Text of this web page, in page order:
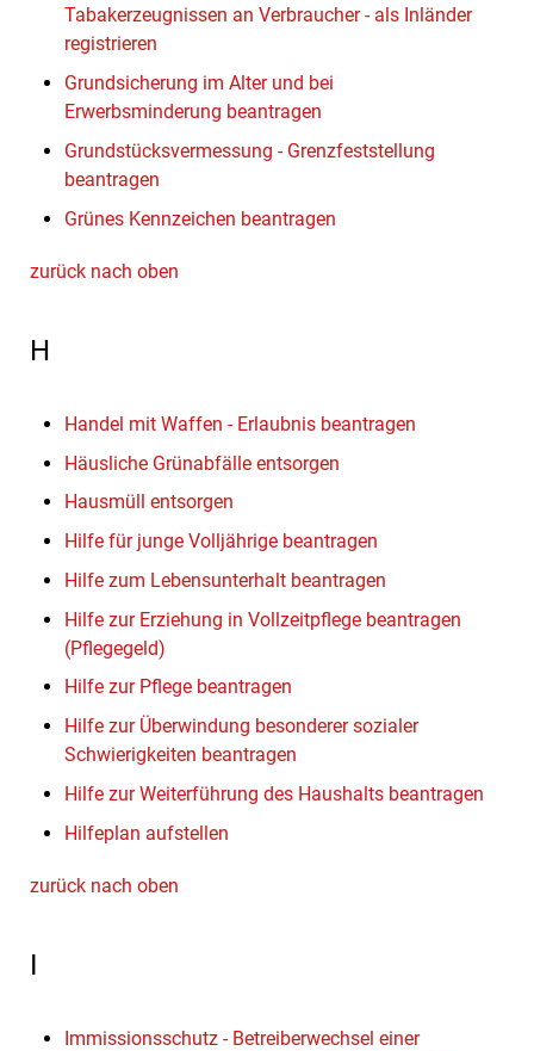
Tabakerzeugnissen an Verbraucher - als Inländer
registrieren
Grundsicherung im Alter und bei
Erwerbsminderung beantragen
Grundstücksvermessung - Grenzfeststellung
beantragen
Grünes Kennzeichen beantragen
zurück nach oben
H
Handel mit Waffen - Erlaubnis beantragen
Häusliche Grünabfälle entsorgen
Hausmüll entsorgen
Hilfe für junge Volljährige beantragen
Hilfe zum Lebensunterhalt beantragen
Hilfe zur Erziehung in Vollzeitpflege beantragen
(Pflegegeld)
Hilfe zur Pflege beantragen
Hilfe zur Überwindung besonderer sozialer
Schwierigkeiten beantragen
Hilfe zur Weiterführung des Haushalts beantragen
Hilfeplan aufstellen
zurück nach oben
I
Immissionsschutz - Betreiberwechsel einer